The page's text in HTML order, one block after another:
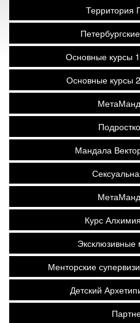
Территория
Основные курсы
Основные курсы
Мандала
Курс
Эксклюзивные
Менторские
Детский